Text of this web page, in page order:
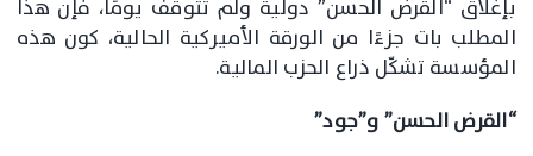
بإغلاق “القرض الحسن” دولية ولم تتوقف يومًا، فإن هذا
المطلب بات جزءًا من الورقة الأميركية الحالية، كون هذه
المؤسسة تشكّل ذراع الحزب المالية.
“القرض الحسن” و”جود”